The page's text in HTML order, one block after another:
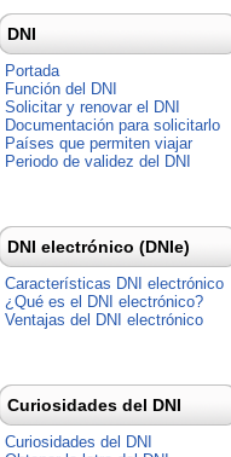
DNI
Portada
Función del DNI
Solicitar y renovar el DNI
Documentación para solicitarlo
Países que permiten viajar
Periodo de validez del DNI
DNI electrónico (DNIe)
Características DNI electrónico
¿Qué es el DNI electrónico?
Ventajas del DNI electrónico
Curiosidades del DNI
Curiosidades del DNI